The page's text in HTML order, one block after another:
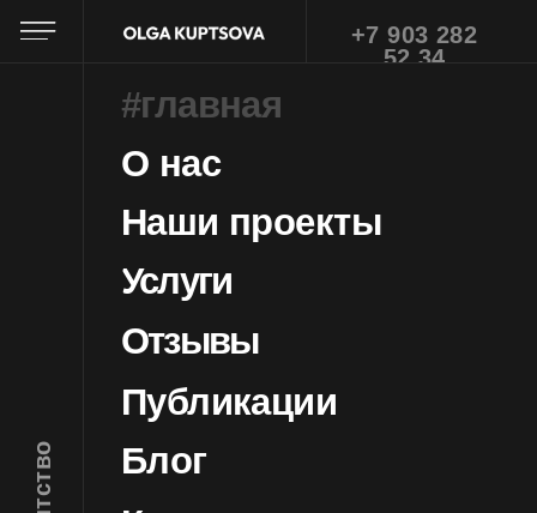
+7 903 282
О нас
Наши проекты
Публикации
свадебное агентство
Блог
Отзывы